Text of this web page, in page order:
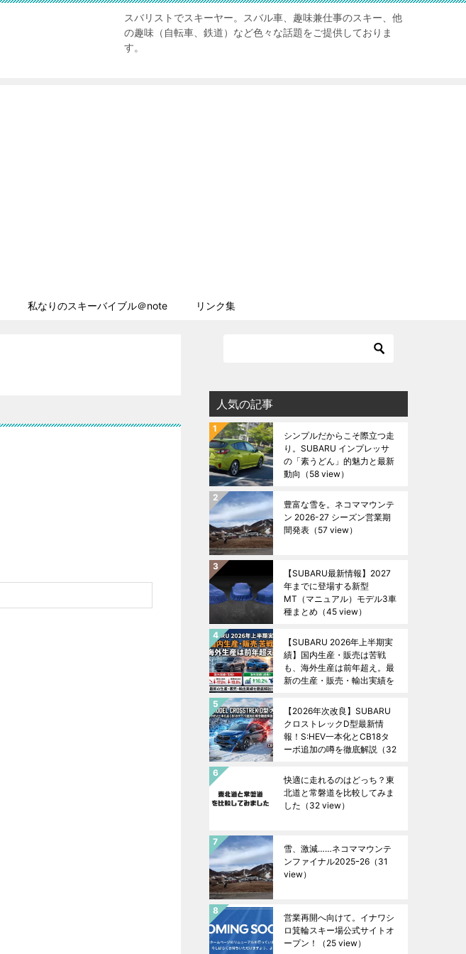
スバリストでスキーヤー。スバル車、趣味兼仕事のスキー、他
の趣味（自転車、鉄道）など色々な話題をご提供しておりま
す。
私なりのスキーバイブル＠note リンク集
人気の記事
シンプルだからこそ際立つ走
り。SUBARU インプレッサ
の「素うどん」的魅力と最新
動向 （58 view）
豊富な雪を。ネコママウンテ
ン 2026-27 シーズン営業期
間発表 （57 view）
【SUBARU最新情報】2027
年までに登場する新型
MT（マニュアル）モデル3車
種まとめ （45 view）
【SUBARU 2026年上半期実
績】国内生産・販売は苦戦
も、海外生産は前年超え。最
新の生産・販売・輸出実績を
【2026年次改良】SUBARU
クロストレックD型最新情
報！S:HEV一本化とCB18タ
ーボ追加の噂を徹底解説 （32
快適に走れるのはどっち？東
北道と常磐道を比較してみま
した （32 view）
雪、激減……ネコママウンテ
ンファイナル2025ｰ26 （31
view）
営業再開へ向けて。イナワシ
ロ箕輪スキー場公式サイトオ
ープン！
（25 view）